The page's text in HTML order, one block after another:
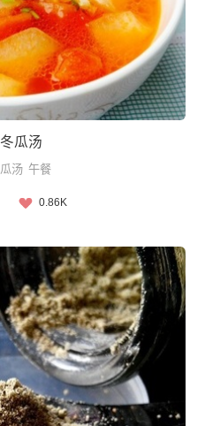
瓜汤
汤 午餐
0.86K